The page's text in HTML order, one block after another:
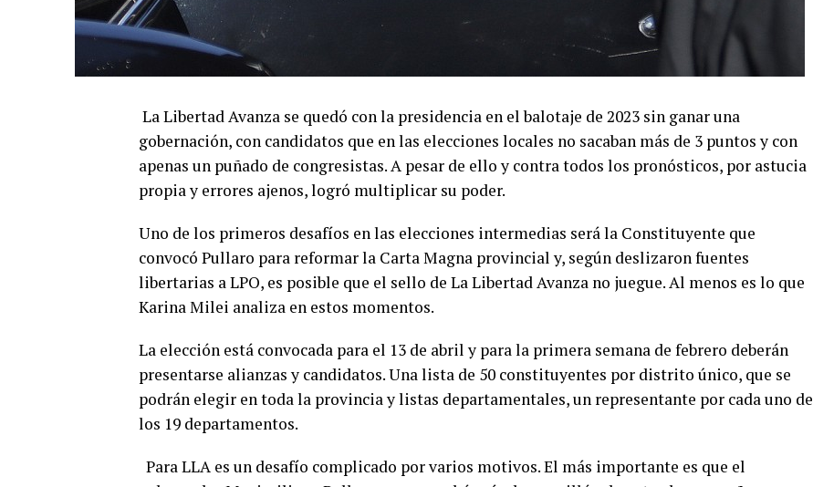
La Libertad Avanza se quedó con la presidencia en el balotaje de 2023 sin ganar una
gobernación, con candidatos que en las elecciones locales no sacaban más de 3 puntos y con
apenas un puñado de congresistas. A pesar de ello y contra todos los pronósticos, por astucia
propia y errores ajenos, logró multiplicar su poder.
Uno de los primeros desafíos en las elecciones intermedias será la Constituyente que
convocó Pullaro para reformar la Carta Magna provincial y, según deslizaron fuentes
libertarias a LPO, es posible que el sello de La Libertad Avanza no juegue. Al menos es lo que
Karina Milei analiza en estos momentos.
La elección está convocada para el 13 de abril y para la primera semana de febrero deberán
presentarse alianzas y candidatos. Una lista de 50 constituyentes por distrito único, que se
podrán elegir en toda la provincia y listas departamentales, un representante por cada uno de
los 19 departamentos.
Para LLA es un desafío complicado por varios motivos. El más importante es que el